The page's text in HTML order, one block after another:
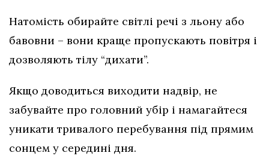
Натомість обирайте світлі речі з льону або
бавовни – вони краще пропускають повітря і
дозволяють тілу “дихати”.
Якщо доводиться виходити надвір, не
забувайте про головний убір і намагайтеся
уникати тривалого перебування під прямим
сонцем у середині дня.